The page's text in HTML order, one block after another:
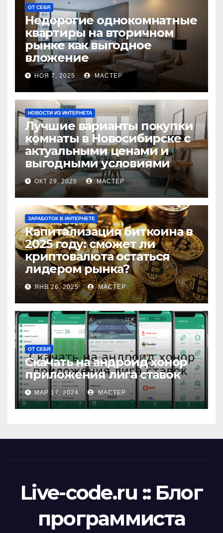
ОТ СЕБЯ
Недорогие однокомнатные
квартиры на вторичном
рынке как выгодное
вложение
НОЯ 7, 2025 МАСТЕР
НОВОСТИ ИЗ ИНТЕРНЕТА
Лучшие варианты покупки
комнаты в Новосибирске с
актуальными ценами и
выгодными условиями
ОКТ 29, 2025 МАСТЕР
ЗАРАБОТОК В ИНТЕРНЕТЕ
Капитализация биткоина в
2025 году: сможет ли
криптовалюта остаться
лидером рынка?
ЯНВ 26, 2025 МАСТЕР
ОТ СЕБЯ
Скачать на андроид хонор
приложения лига ставок
МАР 17, 2024 МАСТЕР
Live-code.ru :: Блог
программиста